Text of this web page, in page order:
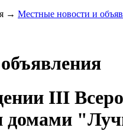
→ Местные новости и
III
домами